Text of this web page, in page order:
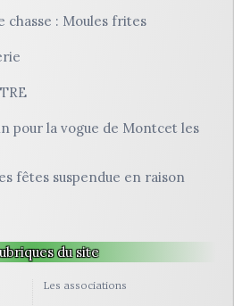
chasse : Moules frites
pour la vogue de Montcet les
fêtes suspendue en raison
du site
Les associations